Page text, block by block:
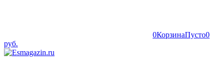
0КорзинаПусто0
руб.